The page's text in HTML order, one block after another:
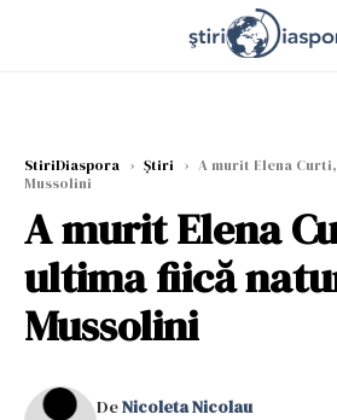
StiriDiaspora › Știri › A murit Elena
Mussolini
A murit Elena
ultima fiică
Mussolini
DeNicoleta Nicolau